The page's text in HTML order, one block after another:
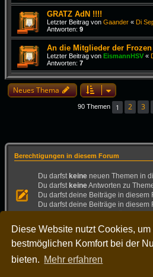
Diese Website nutzt Cookies, um
bestmöglichen Komfort bei der
bieten. Mehr erfahren
GRATZ AdN !!!!
Letzter Beitrag von Gaander « Di
Antworten: 9
An die Mitglieder der
Letzter Beitrag von EismannHSV «
Antworten: 7
Neues Thema
90 Themen 1 2 3
Berechtigungen in diesem Forum
Du darfst keine neuen Themen in
Du darfst keineAntworten zu
Du darfst deine Beiträge in diesem
Du darfst deine Beiträge in diesem
Du darfstkeineDateianhänge in
Startseite Foren-Übersicht